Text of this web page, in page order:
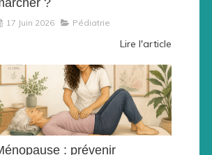
?
17 Juin 2026 Pédiatrie
Lire l'article
: prévenir